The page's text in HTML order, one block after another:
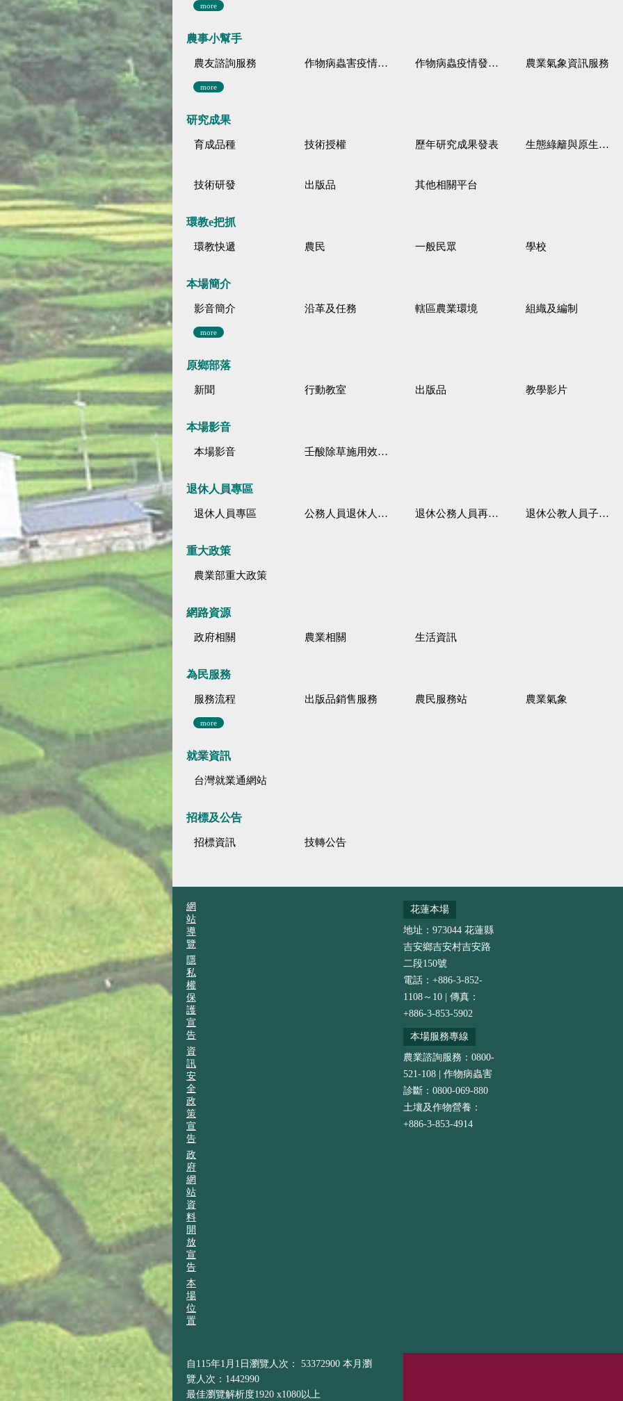
more
農事小幫手
農友諮詢服務 作物病蟲害疫情警報 作物病蟲疫情發生預測 農業氣象資訊服務
more
研究成果
育成品種 技術授權 歷年研究成果發表 生態綠籬與原生野花植生毯
技術研發 出版品 其他相關平台
環教e把抓
環教快遞 農民 一般民眾 學校
本場簡介
影音簡介 沿革及任務 轄區農業環境 組織及編制
more
原鄉部落
新聞 行動教室 出版品 教學影片
本場影音
本場影音 壬酸除草施用效果觀察
退休人員專區
退休人員專區 公務人員退休人員法施行細則 退休公務人員再任職務 退休公教人員子女教育補助規定
重大政策
農業部重大政策
網路資源
政府相關 農業相關 生活資訊
為民服務
服務流程 出版品銷售服務 農民服務站 農業氣象
more
就業資訊
台灣就業通網站
招標及公告
招標資訊 技轉公告
網
站
導
覽
隱
私
權
保
護
宣
告
資
訊
安
全
政
策
宣
告
政
府
網
站
資
料
開
放
宣
告
本
場
位
置
花蓮本場
地址：973044 花蓮縣
吉安鄉吉安村吉安路
二段150號
電話：+886-3-852-
1108～10 | 傳真：
+886-3-853-5902
本場服務專線
農業諮詢服務：0800-
521-108 | 作物病蟲害
診斷：0800-069-880
土壤及作物營養：
+886-3-853-4914
自115年1月1日瀏覽人次： 53372900 本月瀏
覽人次：1442990
最佳瀏覽解析度1920 x1080以上